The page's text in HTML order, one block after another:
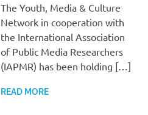
The Youth, Media & Culture
Network in cooperation with
the International Association
of Public Media Researchers
(IAPMR) has been holding […]
READ MORE